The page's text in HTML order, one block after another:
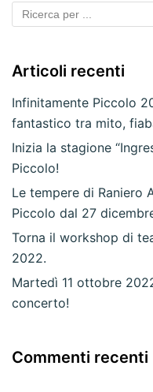
Articoli recenti
Infinitamente Piccolo
fantastico tra mito,
Inizia la stagione
Piccolo!
Le tempere di Raniero
Piccolo dal 27
Torna il workshop di
2022.
Martedì 11 ottobre
concerto!
Commenti recenti